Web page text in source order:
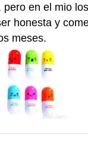
en el mio
honesta y
meses.